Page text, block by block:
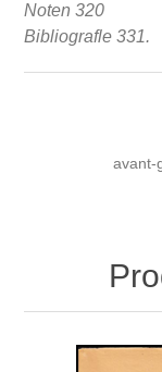
Noten 320
Bibliografle 331.
avant-